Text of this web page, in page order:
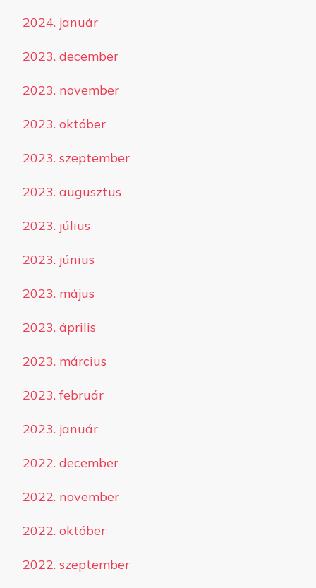
2024. január
2023. december
2023. november
2023. október
2023. szeptember
2023. augusztus
2023. július
2023. június
2023. május
2023. április
2023. március
2023. február
2023. január
2022. december
2022. november
2022. október
2022. szeptember